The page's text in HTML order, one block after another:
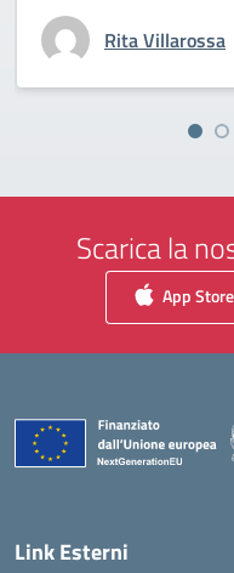
Rita Villarossa
Scarica la
App Store
Link Esterni